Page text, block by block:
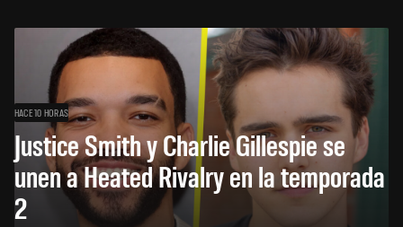
HACE 10 HORAS
Justice Smith y Charlie Gillespie se
unen a Heated Rivalry en la temporada
2